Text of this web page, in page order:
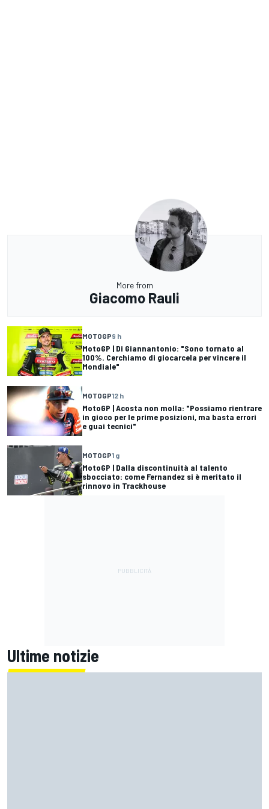
More from
Giacomo Rauli
MOTOGP9 h
MotoGP | Di Giannantonio: "Sono tornato al
100%. Cerchiamo di giocarcela per vincere il
Mondiale"
MOTOGP12 h
MotoGP | Acosta non molla: "Possiamo rientrare
in gioco per le prime posizioni, ma basta errori
e guai tecnici"
MOTOGP1 g
MotoGP | Dalla discontinuità al talento
sbocciato: come Fernandez si è meritato il
rinnovo in Trackhouse
Ultime notizie